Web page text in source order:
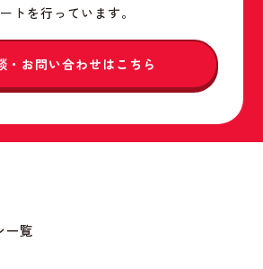
トを行っています。
・お問い合わせはこちら
一覧